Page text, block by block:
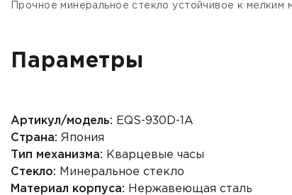
Прочное минеральное стекло устойчивое к
Параметры
Артикул/модель: EQS-930D-1A
Страна: Япония
Тип механизма: Кварцевые часы
Стекло: Минеральное стекло
Материал корпуса: Нержавеющая сталь